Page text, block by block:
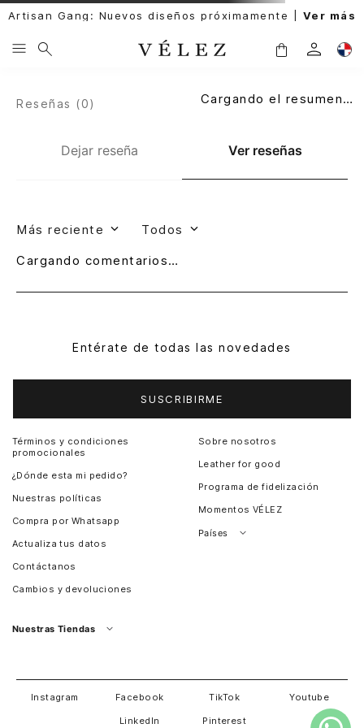
Artisan Gang: Nuevos diseños próximamente | Ver más
Dejar reseña Ver reseñas
Reseñas (0) Cargando el resumen…
Más reciente Todos
Cargando comentarios…
Entérate de todas las novedades
SUSCRIBIRME
Términos y condiciones
promocionales
¿Dónde esta mi pedido?
Nuestras políticas
Compra por Whatsapp
Actualiza tus datos
Contáctanos
Cambios y devoluciones
Sobre nosotros
Leather for good
Programa de fidelización
Momentos VÉLEZ
Países
Costa Rica
Nuestras Tiendas
Instagram
Facebook TikTok Youtube
LinkedIn Pinterest